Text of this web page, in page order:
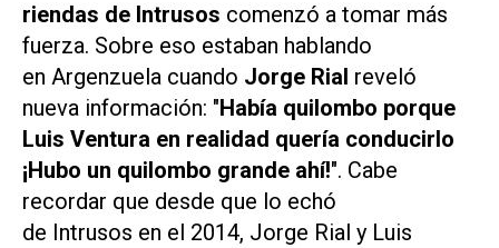
riendas de Intrusos comenzó a tomar más
fuerza. Sobre eso estaban hablando
en Argenzuela cuando Jorge Rial reveló
nueva información: "Había quilombo porque
Luis Ventura en realidad quería conducirlo
¡Hubo un quilombo grande ahí!". Cabe
recordar que desde que lo echó
de Intrusos en el 2014, Jorge Rial y Luis